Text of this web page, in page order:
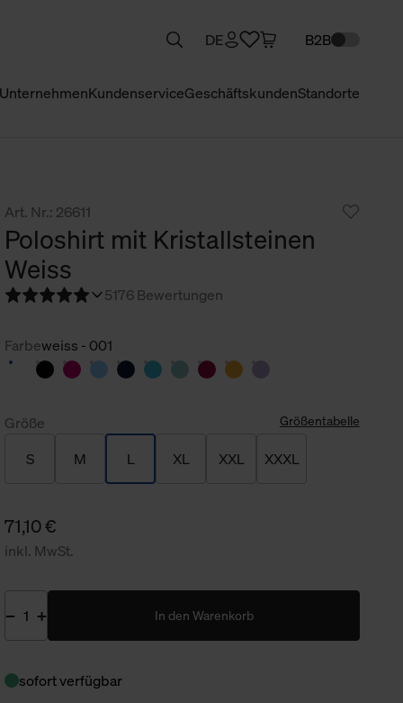
UnternehmenKundenserviceGeschäftskundenStandorte
DE B2B
Art. Nr.: 26611
Poloshirt mit Kristallsteinen
Weiss
5176 Bewertungen
Farbeweiss - 001
Größe Größentabelle
S M L XL XXL XXXL
71,10 €
inkl. MwSt.
In den Warenkorb
sofort verfügbar